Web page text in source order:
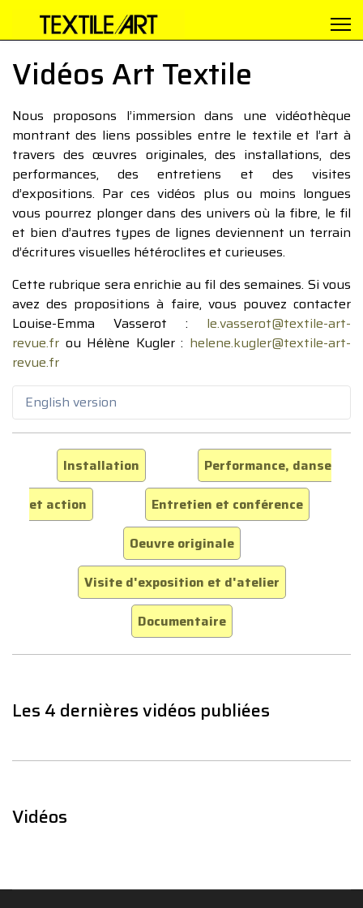
Vidéos Art Textile
Nous proposons l’immersion dans une vidéothèque
montrant des liens possibles entre le textile et l’art à
travers des œuvres originales, des installations, des
performances, des entretiens et des visites
d’expositions. Par ces vidéos plus ou moins longues
vous pourrez plonger dans des univers où la fibre, le fil
et bien d’autres types de lignes deviennent un terrain
d’écritures visuelles hétéroclites et curieuses.
Cette rubrique sera enrichie au fil des semaines. Si vous
avez des propositions à faire, vous pouvez contacter
Louise-Emma Vasserot : le.vasserot@textile-art-
revue.fr ou Hélène Kugler : helene.kugler@textile-art-
revue.fr
English version
Installation
Performance, danse
et action
Entretien et conférence
Oeuvre originale
Visite d'exposition et d'atelier
Documentaire
Les 4 dernières vidéos publiées
Vidéos